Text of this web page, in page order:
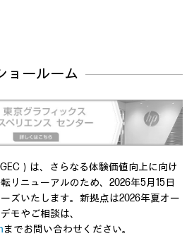
ョールーム
）は、さらなる体験価値向上に向け
リニューアルのため、2026年5月15日
ズいたします。新拠点は2026年夏オー
モやご相談は、
までお問い合わせください。